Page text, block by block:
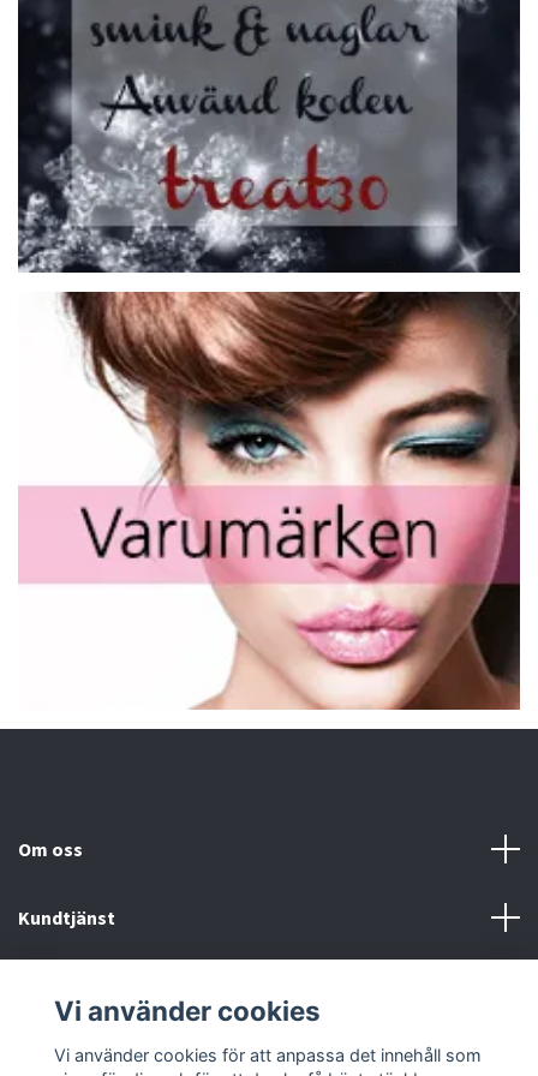
Om oss
Kundtjänst
Sociala medier
Vi använder cookies
Vi använder cookies för att anpassa det innehåll som